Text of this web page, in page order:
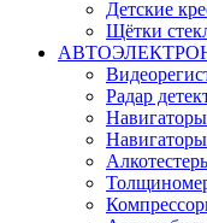
Детские
Щётки
Радар